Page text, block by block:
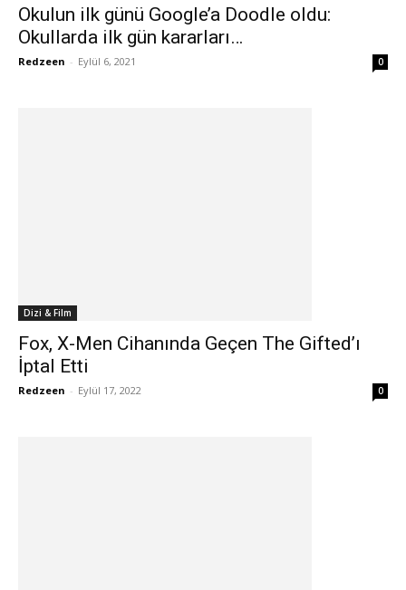
Okulun ilk günü Google’a Doodle oldu:
Okullarda ilk gün kararları…
Redzeen - Eylül 6, 2021 0
Dizi & Film
Fox, X-Men Cihanında Geçen The Gifted’ı
İptal Etti
Redzeen - Eylül 17, 2022 0